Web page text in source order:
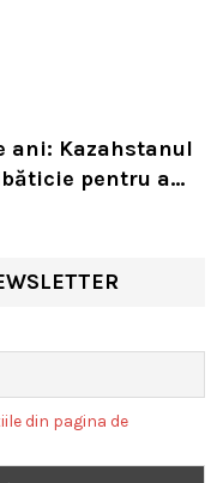
ani: Kazahstanul
pentru a
din pagina de